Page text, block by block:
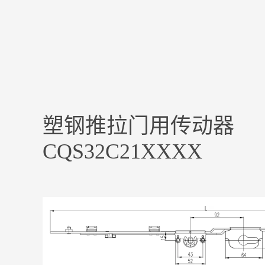
塑钢推拉门用传动器
CQS32C21XXXX